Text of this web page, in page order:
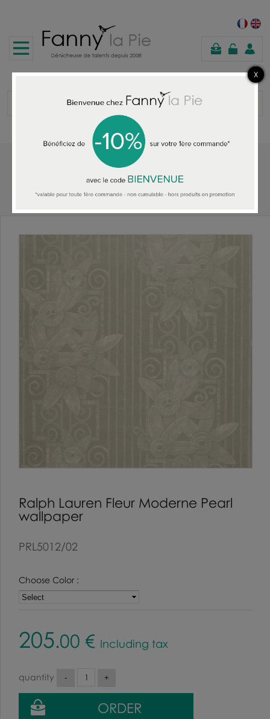
shopping
cart
ALL THE WALLPAPER
Ralph Lauren Fleur Moderne Pearl wallpaper
Ralph Lauren Fleur Moderne Pearl
wallpaper
PRL5012/02
Choose Color :
205.00 € Including tax
quantity